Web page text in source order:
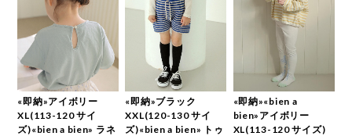
«即納»アイボリー
XL(113-120 サイ
ズ)«bien a bien» ラネ
«即納»ブラック
XXL(120-130 サイ
ズ)«bien a bien» トゥ
«即納»«bien a
bien»アイボリー
XL(113-120 サイズ)